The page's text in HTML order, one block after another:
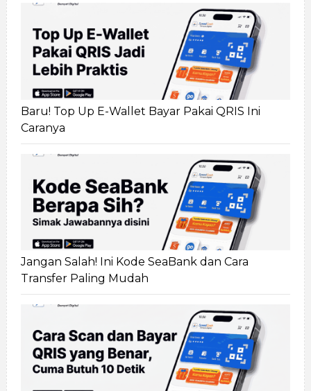
Baru! Top Up E-Wallet Bayar Pakai QRIS Ini
Caranya
Jangan Salah! Ini Kode SeaBank dan Cara
Transfer Paling Mudah